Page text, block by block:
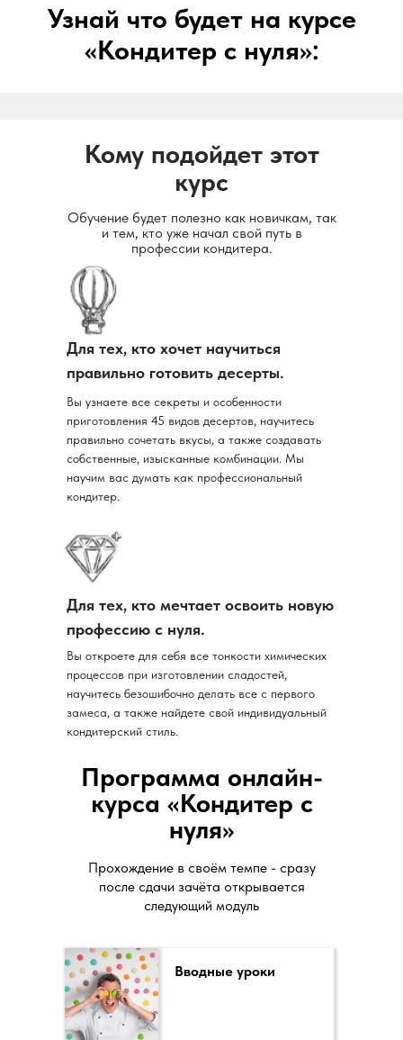
Узнай что будет на курсе
«Кондитер с нуля»:
Кому подойдет этот
курс
Для тех, кто мечтает освоить новую
профессию с нуля.
Обучение будет полезно как новичкам, так
и тем, кто уже начал свой путь в
профессии кондитера.
Вы узнаете все секреты и особенности
приготовления 45 видов десертов, научитесь
правильно сочетать вкусы, а также создавать
собственные, изысканные комбинации. Мы
научим вас думать как профессиональный
кондитер.
Для тех, кто хочет научиться
правильно готовить десерты.
Вы откроете для себя все тонкости химических
процессов при изготовлении сладостей,
научитесь безошибочно делать все с первого
замеса, а также найдете свой индивидуальный
кондитерский стиль.
Программа онлайн-
курса «Кондитер с
нуля»
Вводные уроки
Прохождение в своём темпе - сразу
после сдачи зачёта открывается
следующий модуль